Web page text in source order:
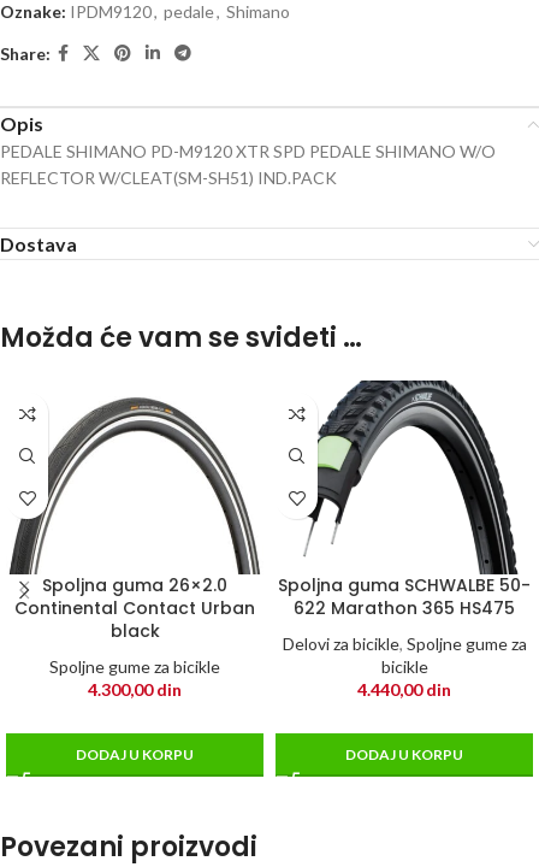
Oznake: IPDM9120, pedale, Shimano
Share:
Opis
PEDALE SHIMANO PD-M9120 XTR SPD PEDALE SHIMANO W/O
REFLECTOR W/CLEAT(SM-SH51) IND.PACK
Dostava
Možda će vam se svideti …
Spoljna guma 26×2.0
Continental Contact Urban
black
Spoljne gume za bicikle
4.300,00din
DODAJ U KORPU
Spoljna guma SCHWALBE 50-
622 Marathon 365 HS475
Delovi za bicikle, Spoljne gume za
bicikle
4.440,00din
DODAJ U KORPU
Povezani proizvodi